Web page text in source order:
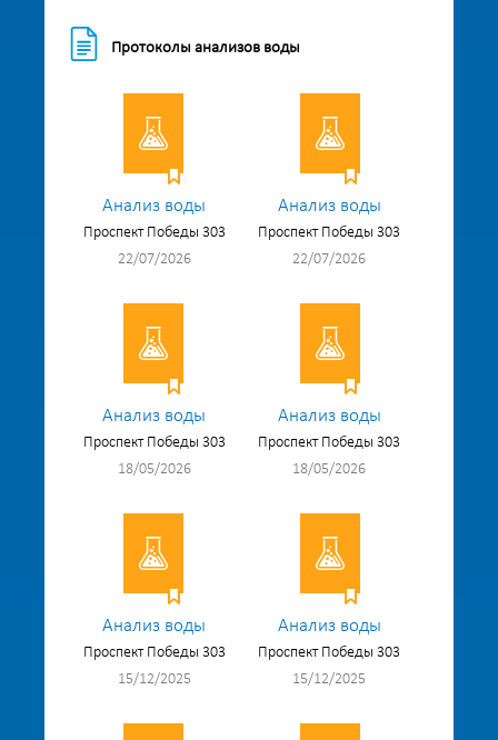
Протоколы анализов воды
Анализ воды
Проспект Победы 303
22/07/2026
Анализ воды
Проспект Победы 303
22/07/2026
Анализ воды
Проспект Победы 303
18/05/2026
Анализ воды
Проспект Победы 303
18/05/2026
Анализ воды
Проспект Победы 303
15/12/2025
Анализ воды
Проспект Победы 303
15/12/2025